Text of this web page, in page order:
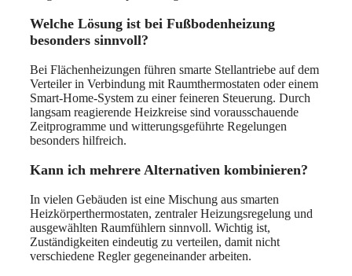
Welche Lösung ist bei Fußbodenheizung
besonders sinnvoll?
Bei Flächenheizungen führen smarte Stellantriebe auf dem
Verteiler in Verbindung mit Raumthermostaten oder einem
Smart-Home-System zu einer feineren Steuerung. Durch
langsam reagierende Heizkreise sind vorausschauende
Zeitprogramme und witterungsgeführte Regelungen
besonders hilfreich.
Kann ich mehrere Alternativen kombinieren?
In vielen Gebäuden ist eine Mischung aus smarten
Heizkörperthermostaten, zentraler Heizungsregelung und
ausgewählten Raumfühlern sinnvoll. Wichtig ist,
Zuständigkeiten eindeutig zu verteilen, damit nicht
verschiedene Regler gegeneinander arbeiten.